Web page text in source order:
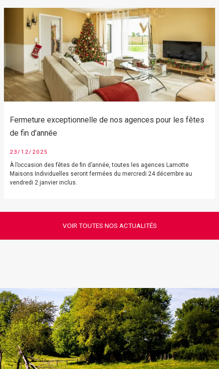
Fermeture exceptionnelle de nos agences pour les fêtes
de fin d’année
23/12/2025
À l’occasion des fêtes de fin d’année, toutes les agences Lamotte
Maisons Individuelles seront fermées du mercredi 24 décembre au
vendredi 2 janvier inclus.
VOIR TOUTES NOS ACTUALITÉS